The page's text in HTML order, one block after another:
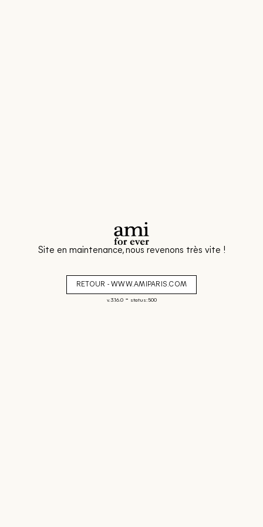
Site en maintenance, nous revenons très vite !
RETOUR - WWW.AMIPARIS.COM
v. 3.16.0- status: 500